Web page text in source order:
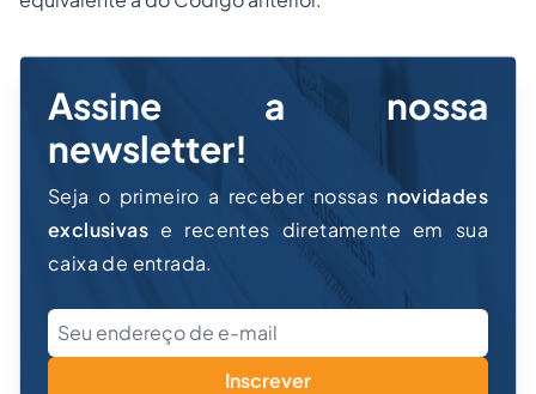
Assine a nossa
newsletter!
Seja o primeiro a receber nossas novidades
exclusivas e recentes diretamente em sua
caixa de entrada.
Inscrever